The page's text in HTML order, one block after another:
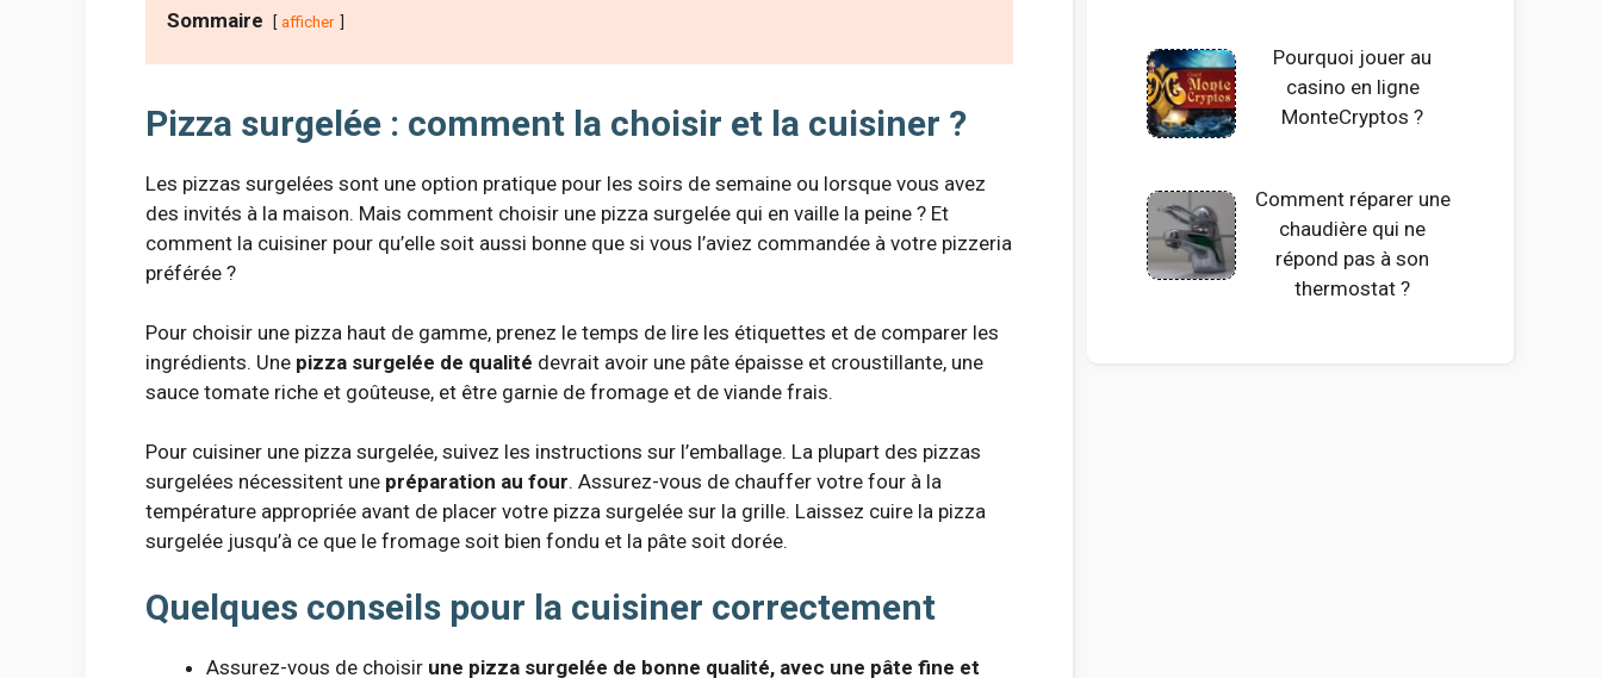
Sommaire afficher
Pizza surgelée : comment la choisir et la cuisiner ?
Les pizzas surgelées sont une option pratique pour les soirs de semaine ou lorsque vous avez
des invités à la maison. Mais comment choisir une pizza surgelée qui en vaille la peine ? Et
comment la cuisiner pour qu’elle soit aussi bonne que si vous l’aviez commandée à votre pizzeria
préférée ?
Pour choisir une pizza haut de gamme, prenez le temps de lire les étiquettes et de comparer les
ingrédients. Une pizza surgelée de qualité devrait avoir une pâte épaisse et croustillante, une
sauce tomate riche et goûteuse, et être garnie de fromage et de viande frais.
Pour cuisiner une pizza surgelée, suivez les instructions sur l’emballage. La plupart des pizzas
surgelées nécessitent une préparation au four. Assurez-vous de chauffer votre four à la
température appropriée avant de placer votre pizza surgelée sur la grille. Laissez cuire la pizza
surgelée jusqu’à ce que le fromage soit bien fondu et la pâte soit dorée.
Quelques conseils pour la cuisiner correctement
Assurez-vous de choisir une pizza surgelée de bonne qualité, avec une pâte fine et
Pourquoi jouer au
casino en ligne
MonteCryptos ?
Comment réparer une
chaudière qui ne
répond pas à son
thermostat ?